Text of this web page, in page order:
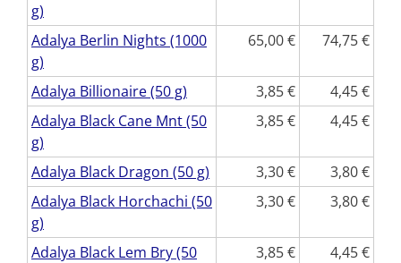
g)
Adalya Berlin Nights (1000
g)
65,00 74,75
Adalya Billionaire (50 g) 3,85
4,45
Adalya Black Cane Mnt (50
g)
3,85 4,45
Adalya Black Dragon (50 g) 3,30
3,80
Adalya Black Horchachi (50
g)
3,30 3,80
Adalya Black Lem Bry (50
3,85 4,45